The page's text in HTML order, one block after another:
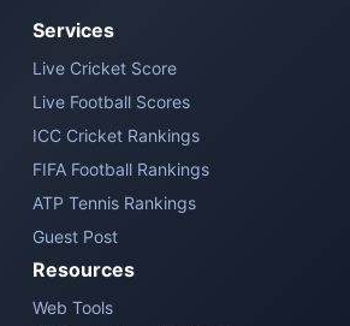
Services
Live Cricket Score
Live Football Scores
ICC Cricket Rankings
FIFA Football Rankings
ATP Tennis Rankings
Guest Post
Resources
Web Tools